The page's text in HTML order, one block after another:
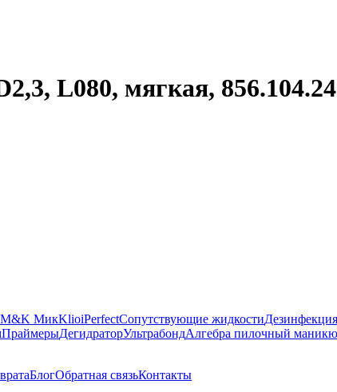
L080, мягкая,
M&K МикKlioiPerfectСопутствующие жидкости
ПраймерыДегидраторУльтрабондАлгебра пилочный
БлогОбратная связьКонтакты